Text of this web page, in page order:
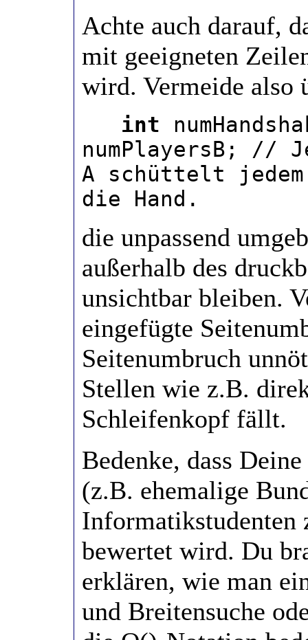
Achte auch darauf,
mit geeigneten
wird. Vermeide also
int
numPlayersB; //
A schüttelt jedem
die Hand.
die unpassend
außerhalb des
unsichtbar bleiben.
eingefügte
Seitenumbruch
Stellen wie z.B.
Schleifenkopf fällt.
Bedenke, dass
(z.B. ehemalige
bewertet wird. Du
erklären, wie man
und Breitensuche